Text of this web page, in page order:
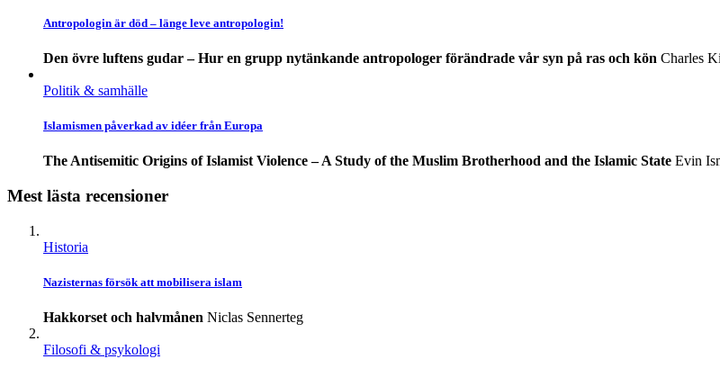
Antropologin är död – länge leve antropologin!
Den övre luftens gudar – Hur en grupp nytänkande antropologer förändrade vår syn på ras och kön Charles
Politik & samhälle
Islamismen påverkad av idéer från Europa
The Antisemitic Origins of Islamist Violence – A Study of the Muslim Brotherhood and the Islamic State Evin
Mest lästa recensioner
Historia
Nazisternas försök att mobilisera islam
Hakkorset och halvmånen Niclas Sennerteg
Filosofi & psykologi